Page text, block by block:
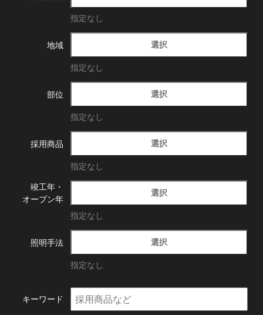
指定なし
地域 選択
指定なし
部位 選択
指定なし
採用商品 選択
指定なし
竣工年・
オープン年
選択
指定なし
照明手法 選択
指定なし
キーワード